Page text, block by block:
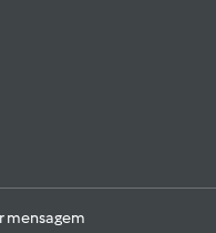
mensagem